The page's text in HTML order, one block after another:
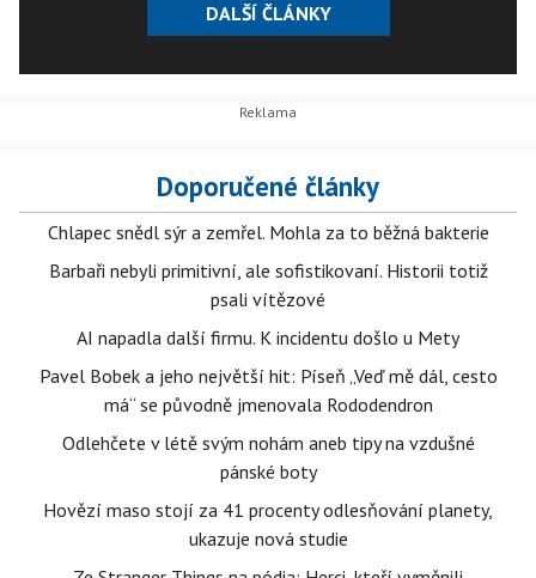
DALŠÍ ČLÁNKY
Doporučené články
Chlapec snědl sýr a zemřel. Mohla za to běžná bakterie
Barbaři nebyli primitivní, ale sofistikovaní. Historii totiž
psali vítězové
AI napadla další firmu. K incidentu došlo u Mety
Pavel Bobek a jeho největší hit: Píseň „Veď mě dál, cesto
má“ se původně jmenovala Rododendron
Odlehčete v létě svým nohám aneb tipy na vzdušné
pánské boty
Hovězí maso stojí za 41 procenty odlesňování planety,
ukazuje nová studie